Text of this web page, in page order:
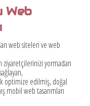
Web
web siteleri ve web
ziyaretçilerinizi yormadan
optimize edilmiş, doğal
mobil web tasarımları